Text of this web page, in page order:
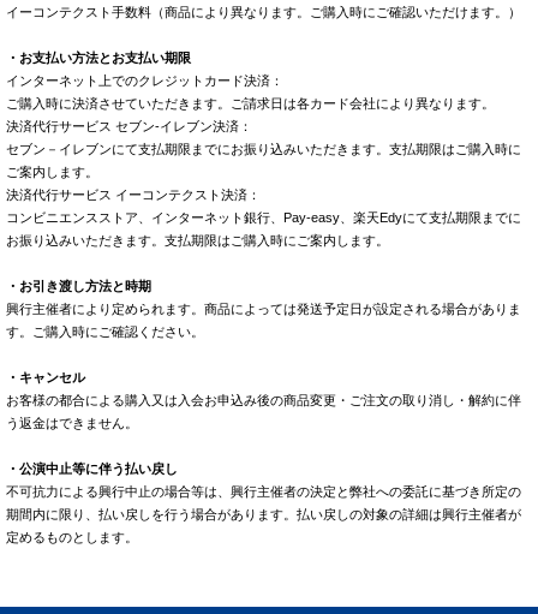
イーコンテクスト手数料（商品により異なります。ご購入時にご確認いただけます。）
・お支払い方法とお支払い期限
インターネット上でのクレジットカード決済：
ご購入時に決済させていただきます。ご請求日は各カード会社により異なります。
決済代行サービス セブン-イレブン決済：
セブン－イレブンにて支払期限までにお振り込みいただきます。支払期限はご購入時に
ご案内します。
決済代行サービス イーコンテクスト決済：
コンビニエンスストア、インターネット銀行、Pay-easy、楽天Edyにて支払期限までに
お振り込みいただきます。支払期限はご購入時にご案内します。
・お引き渡し方法と時期
興行主催者により定められます。商品によっては発送予定日が設定される場合がありま
す。ご購入時にご確認ください。
・キャンセル
お客様の都合による購入又は入会お申込み後の商品変更・ご注文の取り消し・解約に伴
う返金はできません。
・公演中止等に伴う払い戻し
不可抗力による興行中止の場合等は、興行主催者の決定と弊社への委託に基づき所定の
期間内に限り、払い戻しを行う場合があります。払い戻しの対象の詳細は興行主催者が
定めるものとします。